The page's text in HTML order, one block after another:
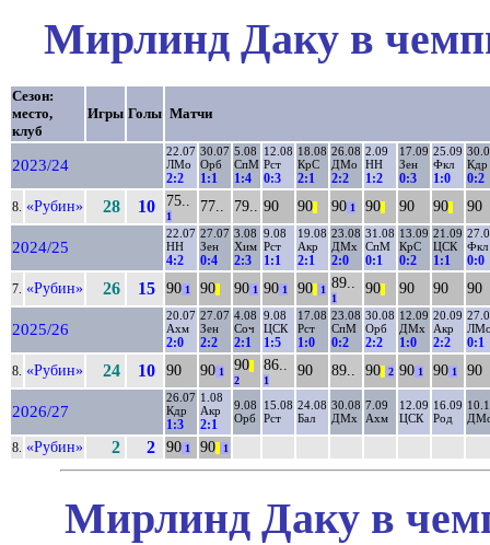
Мирлинд Даку в
Сезон:
место,
клуб
Игры Голы Матчи
2023/24
22.07
ЛМо
2:2
30.07
Орб
1:1
5.08
СпМ
1:4
12.08
Рст
0:3
18.08
КрС
2:1
26.08
ДМо
2:2
2.09
НН
1:2
17.09
Зен
0:3
25.09
Фкл
1:0
Кдр
0:2
8. «Рубин» 28 10 75..
1
77.. 79.. 90 90 90 1 90 90 90 90
2024/25
22.07
НН
4:2
27.07
Зен
0:4
3.08
Хим
2:3
9.08
Рст
1:1
19.08
Акр
2:1
23.08
ДМх
2:0
31.08
СпМ
0:1
13.09
КрС
0:2
21.09
ЦСК
1:1
Фкл
0:0
7. «Рубин» 26 15 90 1 90 90 1 90 1 90 1 89..
1
90 90 90 90
2025/26
20.07
Ахм
2:0
27.07
Зен
2:2
4.08
Соч
2:1
9.08
ЦСК
1:5
17.08
Рст
1:0
23.08
СпМ
0:2
30.08
Орб
2:2
12.09
ДМх
1:0
20.09
Акр
2:2 0:1
8. «Рубин» 24 10 90 90 1 90
2
86..
1
90 89.. 90 2 90 1 90 1 90
2026/27
26.07
Кдр
1:3
1.08
Акр
2:1
9.08
Орб
15.08
Рст
24.08
Бал
30.08
ДМх
7.09
Ахм
12.09
ЦСК
16.09
Род
8. «Рубин» 2 2 90 1 90 1
Мирлинд Даку в